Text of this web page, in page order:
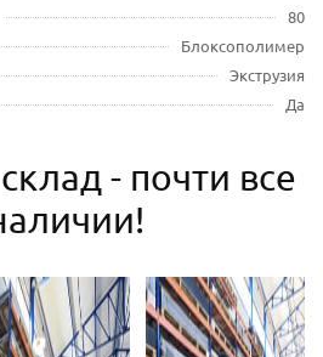
80
Блоксополимер
Экструзия
Да
- почти все